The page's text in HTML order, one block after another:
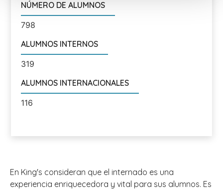
NÚMERO DE ALUMNOS
798
ALUMNOS INTERNOS
319
ALUMNOS INTERNACIONALES
116
En King's consideran que el internado es una
experiencia enriquecedora y vital para sus alumnos. Es